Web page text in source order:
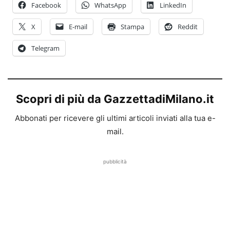
Facebook WhatsApp LinkedIn
X E-mail Stampa Reddit
Telegram
Scopri di più da GazzettadiMilano.it
Abbonati per ricevere gli ultimi articoli inviati alla tua e-
mail.
pubblicità